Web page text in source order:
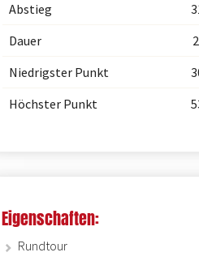
Abstieg
Dauer
Niedrigster Punkt
Höchster Punkt
Eigenschaften:
Rundtour